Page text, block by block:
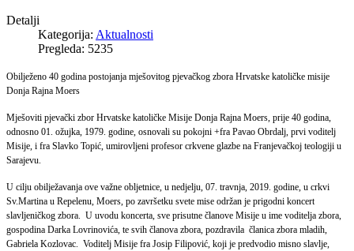
Detalji
Kategorija: Aktualnosti
Pregleda: 5235
Obilježeno 40 godina postojanja mješovitog pjevačkog zbora Hrvatske katoličke misije
Donja Rajna Moers
Mješoviti pjevački zbor Hrvatske katoličke Misije Donja Rajna Moers, prije 40 godina,
odnosno 01. ožujka, 1979. godine, osnovali su pokojni +fra Pavao Obrdalj, prvi voditelj
Misije, i fra Slavko Topić, umirovljeni profesor crkvene glazbe na Franjevačkoj teologiji u
Sarajevu.
U cilju obilježavanja ove važne obljetnice, u nedjelju, 07. travnja, 2019. godine, u crkvi
Sv.Martina u Repelenu, Moers, po završetku svete mise održan je prigodni koncert
slavljeničkog zbora. U uvodu koncerta, sve prisutne članove Misije u ime voditelja zbora,
gospodina Darka Lovrinovića, te svih članova zbora, pozdravila članica zbora mladih,
Gabriela Kozlovac. Voditelj Misije fra Josip Filipović, koji je predvodio misno slavlje,